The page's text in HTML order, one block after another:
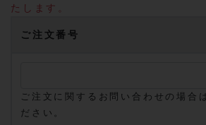
たします。
ご注文番号
ご注文に関するお問い合わせの場合
ださい。